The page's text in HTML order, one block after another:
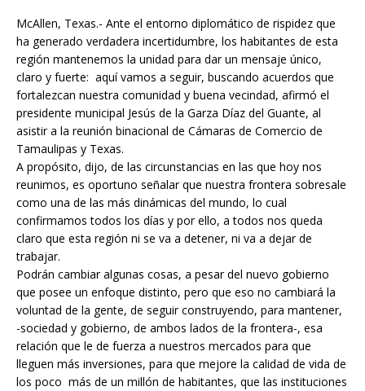
o
p
g
r
t
r
McAllen, Texas.- Ante el entorno diplomático de rispidez que
ha generado verdadera incertidumbre, los habitantes de esta
región mantenemos la unidad para dar un mensaje único,
claro y fuerte: aquí vamos a seguir, buscando acuerdos que
fortalezcan nuestra comunidad y buena vecindad, afirmó el
presidente municipal Jesús de la Garza Díaz del Guante, al
asistir a la reunión binacional de Cámaras de Comercio de
Tamaulipas y Texas.
A propósito, dijo, de las circunstancias en las que hoy nos
reunimos, es oportuno señalar que nuestra frontera sobresale
como una de las más dinámicas del mundo, lo cual
confirmamos todos los días y por ello, a todos nos queda
claro que esta región ni se va a detener, ni va a dejar de
trabajar.
Podrán cambiar algunas cosas, a pesar del nuevo gobierno
que posee un enfoque distinto, pero que eso no cambiará la
voluntad de la gente, de seguir construyendo, para mantener,
-sociedad y gobierno, de ambos lados de la frontera-, esa
relación que le de fuerza a nuestros mercados para que
lleguen más inversiones, para que mejore la calidad de vida de
los poco más de un millón de habitantes, que las instituciones